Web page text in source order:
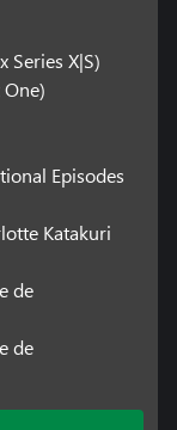
Series X|S)
One)
Episodes
Katakuri
de
de